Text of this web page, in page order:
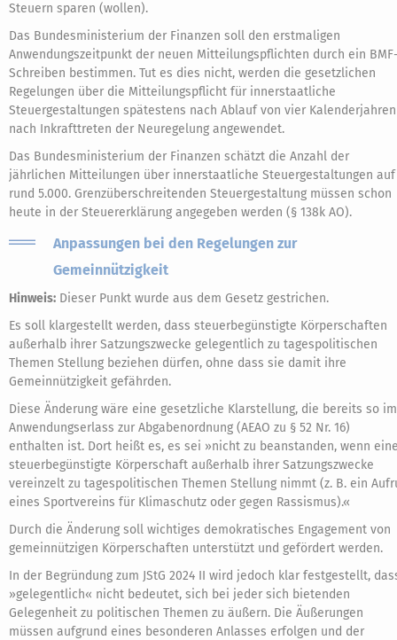
Steuern sparen (wollen).
Das Bundesministerium der Finanzen soll den erstmaligen
Anwendungszeitpunkt der neuen Mitteilungspflichten durch ein
Schreiben bestimmen. Tut es dies nicht, werden die gesetzlichen
Regelungen über die Mitteilungspflicht für innerstaatliche
Steuergestaltungen spätestens nach Ablauf von vier Kalenderjahren
nach Inkrafttreten der Neuregelung angewendet.
Das Bundesministerium der Finanzen schätzt die Anzahl der
jährlichen Mitteilungen über innerstaatliche Steuergestaltungen auf
rund 5.000. Grenzüberschreitenden Steuergestaltung müssen schon
heute in der Steuererklärung angegeben werden (§ 138k AO).
Anpassungen bei den Regelungen zur
Gemeinnützigkeit
Hinweis: Dieser Punkt wurde aus dem Gesetz gestrichen.
Es soll klargestellt werden, dass steuerbegünstigte Körperschaften
außerhalb ihrer Satzungszwecke gelegentlich zu tagespolitischen
Themen Stellung beziehen dürfen, ohne dass sie damit ihre
Gemeinnützigkeit gefährden.
Diese Änderung wäre eine gesetzliche Klarstellung, die bereits so im
Anwendungserlass zur Abgabenordnung (AEAO zu § 52 Nr. 16)
enthalten ist. Dort heißt es, es sei »nicht zu beanstanden, wenn
steuerbegünstigte Körperschaft außerhalb ihrer Satzungszwecke
vereinzelt zu tagespolitischen Themen Stellung nimmt (z. B. ein
eines Sportvereins für Klimaschutz oder gegen Rassismus).«
Durch die Änderung soll wichtiges demokratisches Engagement von
gemeinnützigen Körperschaften unterstützt und gefördert werden.
In der Begründung zum JStG 2024 II wird jedoch klar festgestellt,
»gelegentlich« nicht bedeutet, sich bei jeder sich bietenden
Gelegenheit zu politischen Themen zu äußern. Die Äußerungen
müssen aufgrund eines besonderen Anlasses erfolgen und der